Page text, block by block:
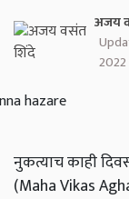
अजय
नुकत्याच काही
(Maha Vikas